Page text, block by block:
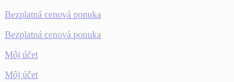
Bezplatná cenová ponuka
Bezplatná cenová ponuka
Môj účet
Môj účet